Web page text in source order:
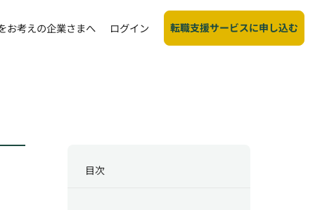
お考えの企業さまへ ログイン 転職支援サービスに申し込む
目次